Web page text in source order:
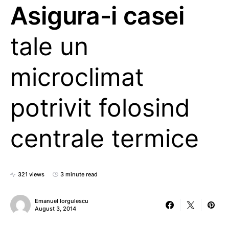
Asigura-i casei
tale un
microclimat
potrivit folosind
centrale termice
321 views 3 minute read
Emanuel Iorgulescu
August 3, 2014